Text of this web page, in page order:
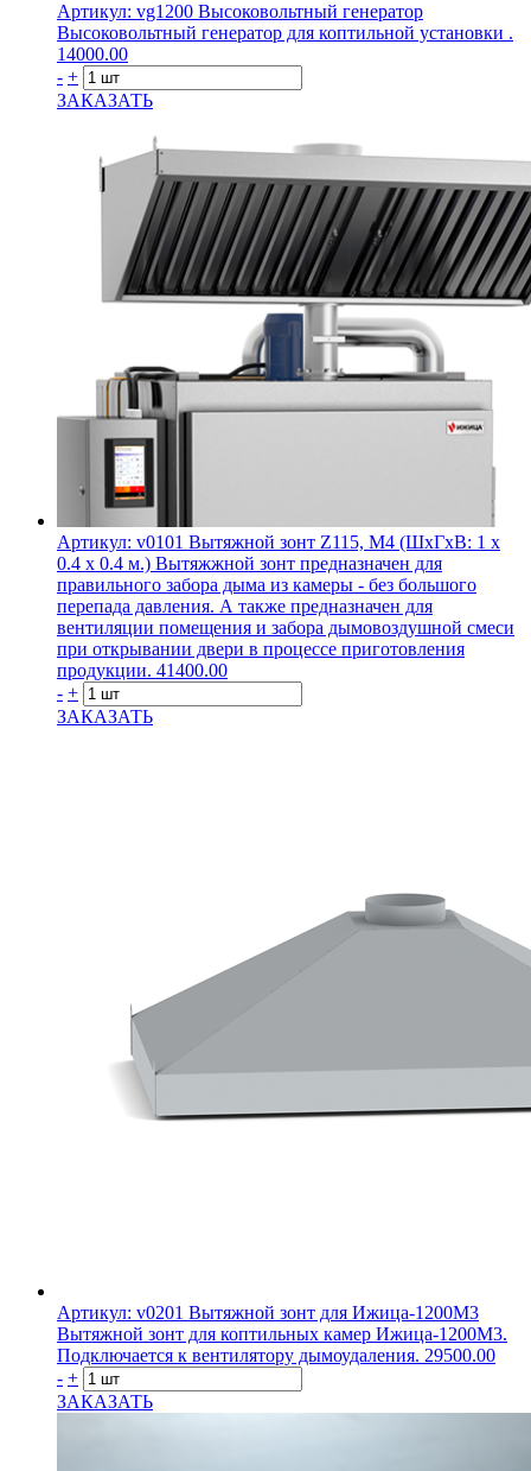
Артикул: vg1200 Высоковольтный генератор
Высоковольтный генератор для коптильной установки .
14000.00
- +
ЗАКАЗАТЬ
Артикул: v0101 Вытяжной зонт Z115, М4 (ШхГхВ: 1 х
0.4 х 0.4 м.) Вытяжжной зонт предназначен для
правильного забора дыма из камеры - без большого
перепада давления. А также предназначен для
вентиляции помещения и забора дымовоздушной смеси
при открывании двери в процессе приготовления
продукции. 41400.00
- +
ЗАКАЗАТЬ
Артикул: v0201 Вытяжной зонт для Ижица-1200М3
Вытяжной зонт для коптильных камер Ижица-1200М3.
Подключается к вентилятору дымоудаления. 29500.00
- +
ЗАКАЗАТЬ